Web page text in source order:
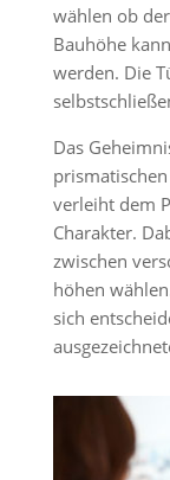
wählen ob
Bauhöhe
werden. Die
Das
verleiht dem
Charakter.
zwischen
höhen
sich